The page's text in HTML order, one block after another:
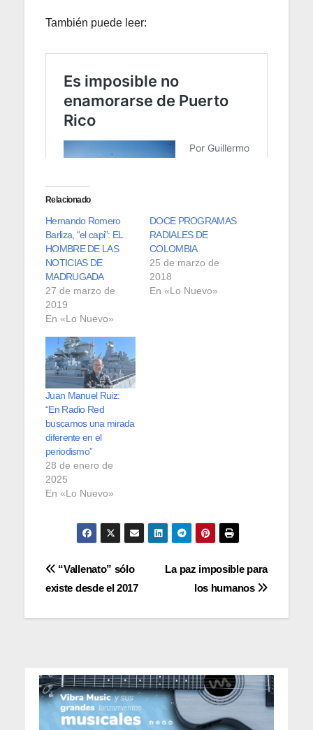
También puede leer:
Relacionado
Hernando Romero
Barliza, “el capi”: EL
HOMBRE DE LAS
NOTICIAS DE
MADRUGADA
27 de marzo de
2019
En «Lo Nuevo»
DOCE PROGRAMAS
RADIALES DE
COLOMBIA
25 de marzo de
2018
En «Lo Nuevo»
Juan Manuel Ruiz:
“En Radio Red
buscamos una mirada
diferente en el
periodismo”
28 de enero de
2025
En «Lo Nuevo»
NavegaciónLa paz imposible para
los humanos
“Vallenato” sólo
existe desde el 2017